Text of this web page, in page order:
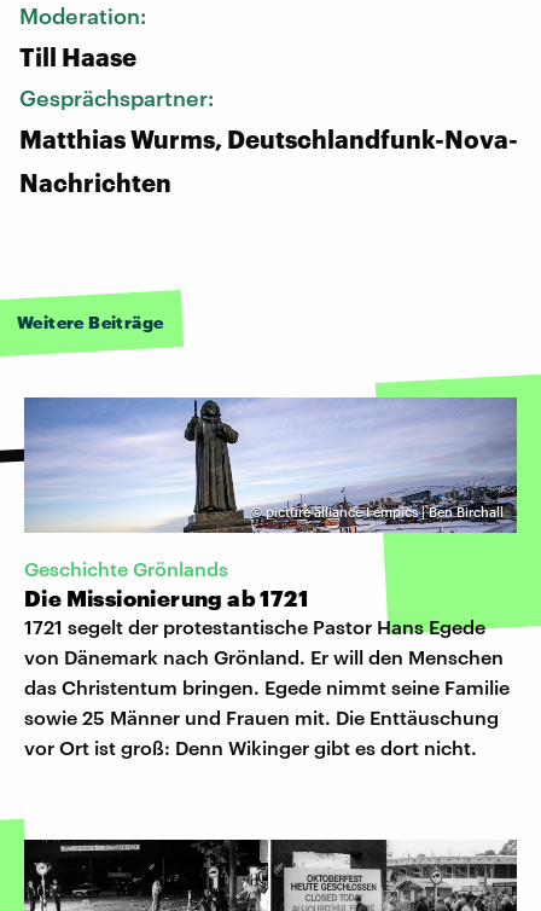
Moderation:
Till Haase
Gesprächspartner:
Matthias Wurms, Deutschlandfunk-Nova-
Nachrichten
Weitere Beiträge
©picture alliance I empics | Ben Birchall
Geschichte Grönlands
Die Missionierung ab 1721
1721 segelt der protestantische Pastor Hans Egede
von Dänemark nach Grönland. Er will den Menschen
das Christentum bringen. Egede nimmt seine Familie
sowie 25 Männer und Frauen mit. Die Enttäuschung
vor Ort ist groß: Denn Wikinger gibt es dort nicht.